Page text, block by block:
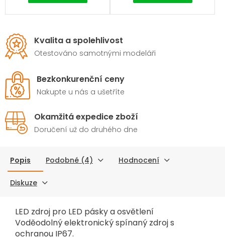
Kvalita a spolehlivost
Otestováno samotnými modeláři
Bezkonkurenční ceny
Nakupte u nás a ušetříte
Okamžitá expedice zboží
Doručení už do druhého dne
Popis Podobné (4) Hodnocení
Diskuze
LED zdroj pro LED pásky a osvětlení
Voděodolný elektronický spínaný zdroj s
ochranou IP67.